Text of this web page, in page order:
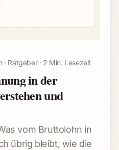
· Ratgeber · 2 Min. Lesezeit
in der
und
vom Bruttolohn in
übrig bleibt, wie die